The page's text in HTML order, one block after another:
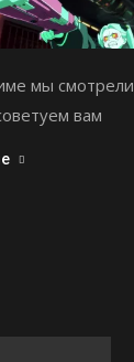
мы смотрели
вам